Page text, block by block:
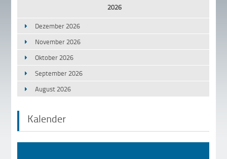
2026
Dezember 2026
November 2026
Oktober 2026
September 2026
August 2026
Kalender